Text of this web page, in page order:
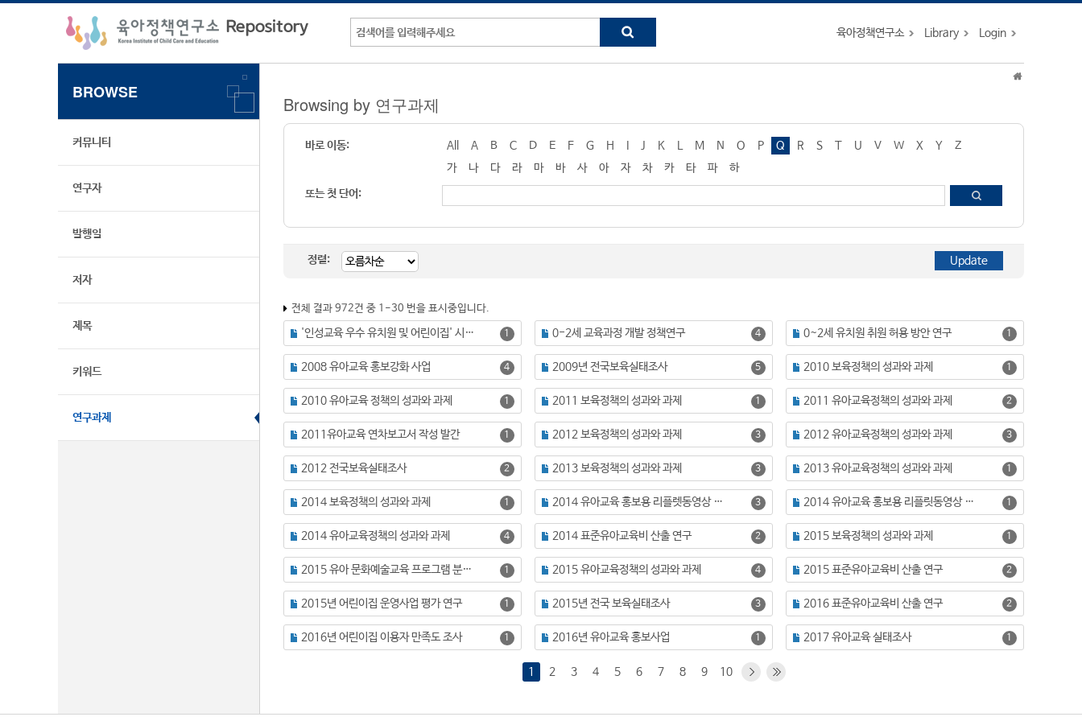
육아정책연구소 Library Login
BROWSE
커뮤니티
연구자
발행일
저자
제목
키워드
연구과제
Browsing by 연구과제
바로 이동: All A B C D E F G H J K M N O P Q R S T U V W X Y
Z
가
나 다 라 마 바 사 아 자 차 카 타 파
하
또는 첫 단어:
정렬:
전체 결과 972건 중 1-30 번을 표시중입니다.
'인성교육 우수 유치원 및 어린이집' 시범사업(2012-2015년) 성과 분석 1 0-2세 교육과정 개발 정책연구 4 0~2세 유치원 취원 허용 방안 연구 1
2008 유아교육 홍보강화 사업 4 2009년 전국보육실태조사 5 2010 보육정책의 성과와 과제 1
2010 유아교육 정책의 성과와 과제 1 2011 보육정책의 성과와 과제 1 2011 유아교육정책의 성과와 과제 2
2011유아교육 연차보고서 작성 발간 1 2012 보육정책의 성과와 과제 3 2012 유아교육정책의 성과와 과제 3
2012 전국보육실태조사 2 2013 보육정책의 성과와 과제 3 2013 유아교육정책의 성과와 과제 1
2014 보육정책의 성과와 과제 1 2014 유아교육 홍보용 리플렛동영상 자료 개발 3 2014 유아교육 홍보용 리플릿동영상 자료 개발 1
2014 유아교육정책의 성과와 과제 4 2014 표준유아교육비 산출 연구 2 2015 보육정책의 성과와 과제 1
2015 유아 문화예술교육 프로그램 분석을 통한 발전방안 연구 1 2015 유아교육정책의 성과와 과제 4 2015 표준유아교육비 산출 연구 2
2015년 어린이집 운영사업 평가 연구 1 2015년 전국 보육실태조사 3 2016 표준유아교육비 산출 연구 2
2016년 어린이집 이용자 만족도 조사 1 2016년 유아교육 홍보사업 1 2017 유아교육 실태조사 1
1 2 3 4 5 6 7 8 9 10